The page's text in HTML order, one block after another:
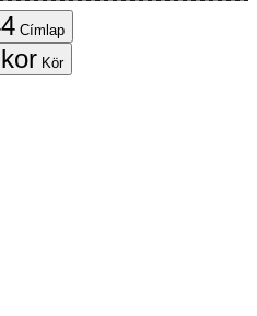
Címlap
Kör